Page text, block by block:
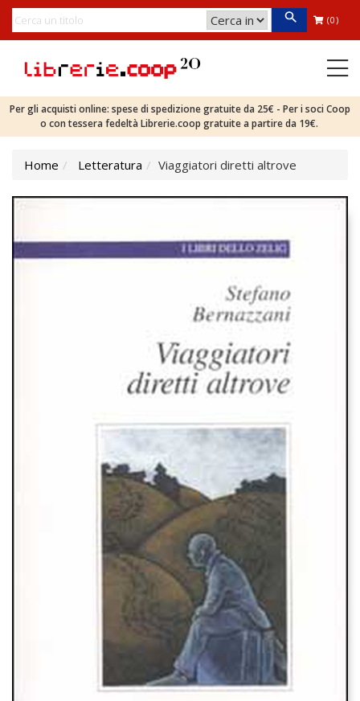
(0)
Per gli acquisti online: spese di spedizione gratuite da 25€ - Per i soci Coop
o con tessera fedeltà Librerie.coop gratuite a partire da 19€.
Home Letteratura Viaggiatori diretti altrove